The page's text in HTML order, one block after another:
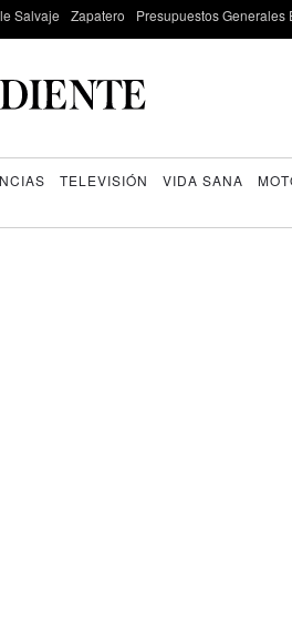
Salvaje Zapatero Presupuestos Generales
TELEVISIÓN VIDA SANA